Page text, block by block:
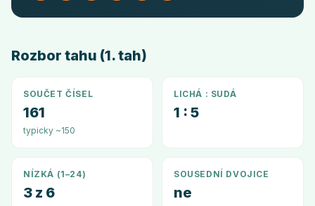
Rozbor tahu (1. tah)
SOUČET ČÍSEL
161
typicky ~150
LICHÁ : SUDÁ
1 : 5
NÍZKÁ (1–24)
3 z 6
SOUSEDNÍ DVOJICE
ne